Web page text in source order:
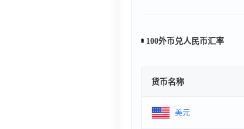
100外币兑人民币汇率
货币名称
美元